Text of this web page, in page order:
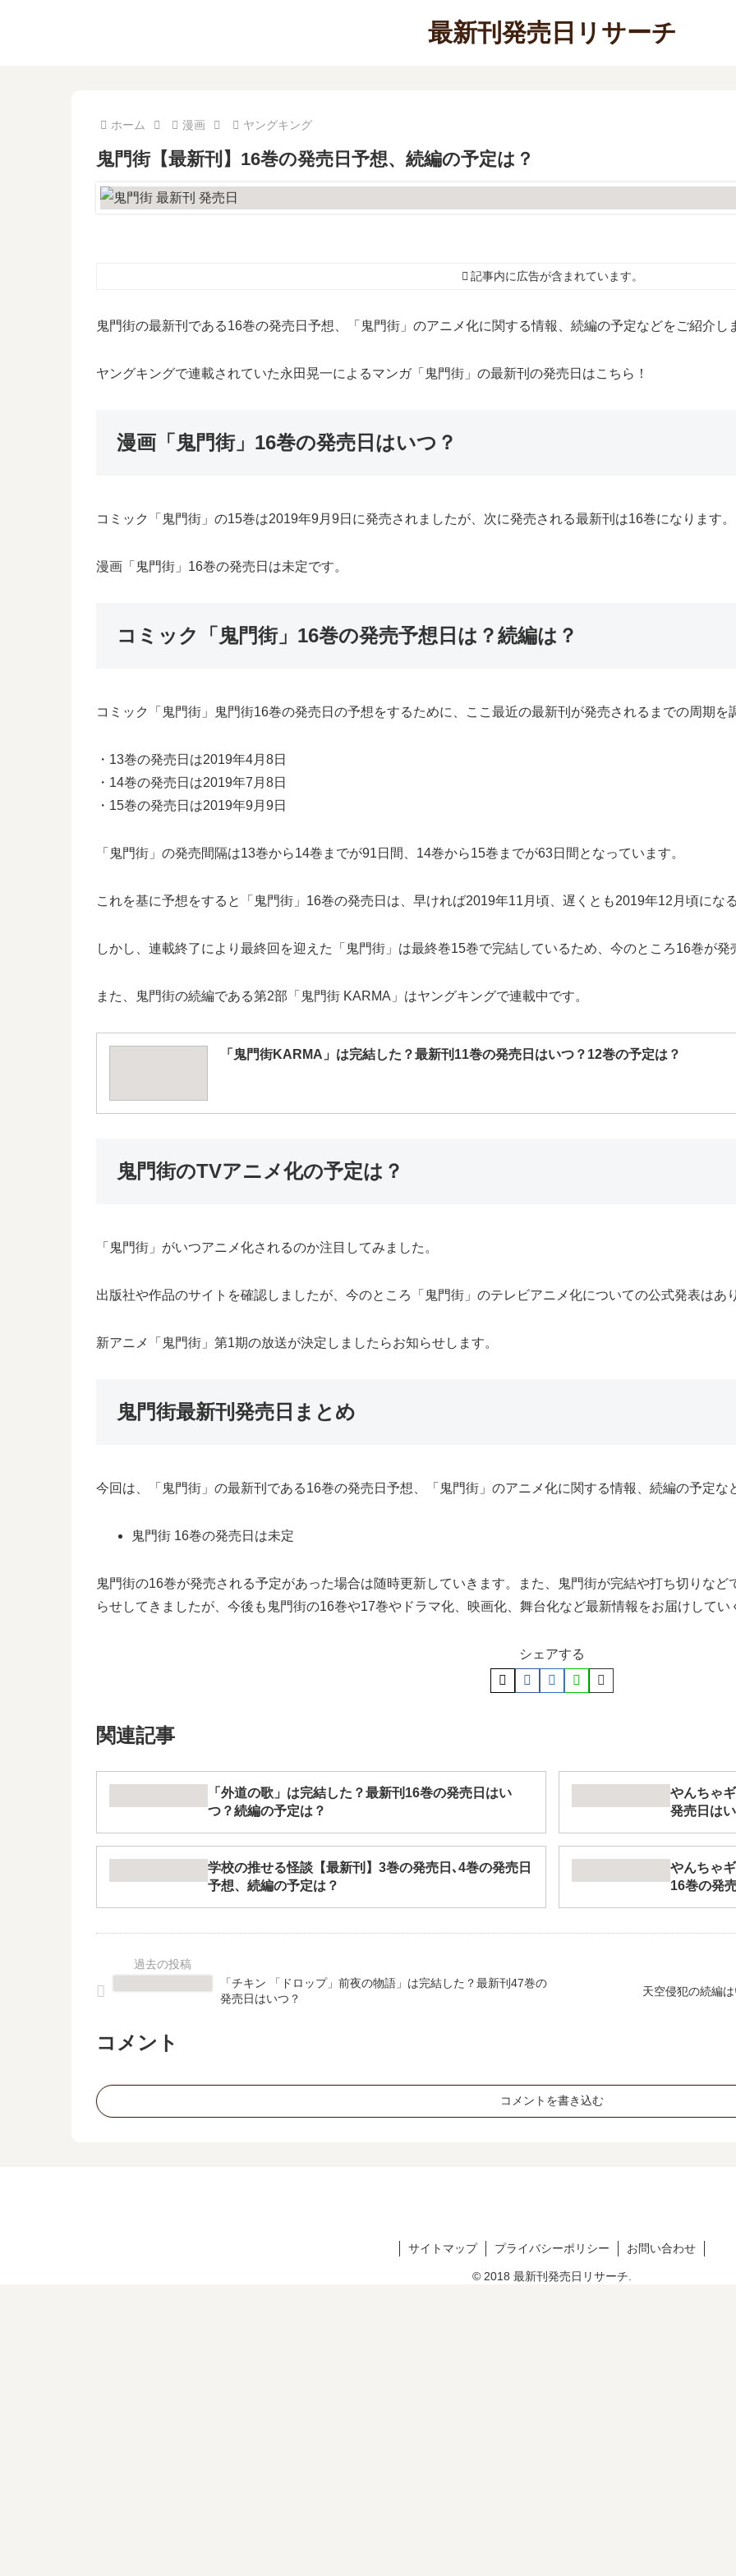
最新刊発売日リサーチ
ホーム 漫画 ヤングキング
鬼門街【最新刊】16巻の発売日予想、続編の予定は？
記事内に広告が含まれています。
鬼門街の最新刊である16巻の発売日予想、「鬼門街」のアニメ化に関する情報、続編の予定などをご紹介し
ヤングキングで連載されていた永田晃一によるマンガ「鬼門街」の最新刊の発売日はこちら！
漫画「鬼門街」16巻の発売日はいつ？
コミック「鬼門街」の15巻は2019年9月9日に発売されましたが、次に発売される最新刊は16巻になります。
漫画「鬼門街」16巻の発売日は未定です。
コミック「鬼門街」16巻の発売予想日は？続編は？
コミック「鬼門街」鬼門街16巻の発売日の予想をするために、ここ最近の最新刊が発売されるまでの周期を
・13巻の発売日は2019年4月8日
・14巻の発売日は2019年7月8日
・15巻の発売日は2019年9月9日
「鬼門街」の発売間隔は13巻から14巻までが91日間、14巻から15巻までが63日間となっています。
これを基に予想をすると「鬼門街」16巻の発売日は、早ければ2019年11月頃、遅くとも2019年12月頃にな
しかし、連載終了により最終回を迎えた「鬼門街」は最終巻15巻で完結しているため、今のところ16巻が発
また、鬼門街の続編である第2部「鬼門街 KARMA」はヤングキングで連載中です。
「鬼門街KARMA」は完結した？最新刊11巻の発売日はいつ？12巻の予定は？
鬼門街のTVアニメ化の予定は？
「鬼門街」がいつアニメ化されるのか注目してみました。
出版社や作品のサイトを確認しましたが、今のところ「鬼門街」のテレビアニメ化についての公式発表はあ
新アニメ「鬼門街」第1期の放送が決定しましたらお知らせします。
鬼門街最新刊発売日まとめ
今回は、「鬼門街」の最新刊である16巻の発売日予想、「鬼門街」のアニメ化に関する情報、続編の予定な
鬼門街 16巻の発売日は未定
鬼門街の16巻が発売される予定があった場合は随時更新していきます。また、鬼門街が完結や打ち切りな
らせしてきましたが、今後も鬼門街の16巻や17巻やドラマ化、映画化、舞台化など最新情報をお届けしてい
シェアする
関連記事
「外道の歌」は完結した？最新刊16巻の発売日はい
つ？続編の予定は？
やんちゃ
発売日は
学校の推せる怪談【最新刊】3巻の発売日､4巻の発売日
予想、続編の予定は？
やんちゃ
16巻の発
「チキン 「ドロップ」前夜の物語」は完結した？最新刊47巻の
発売日はいつ？
天空侵犯の続編
コメント
コメントを書き込む
サイトマップ プライバシーポリシー お問い合わせ
© 2018 最新刊発売日リサーチ.